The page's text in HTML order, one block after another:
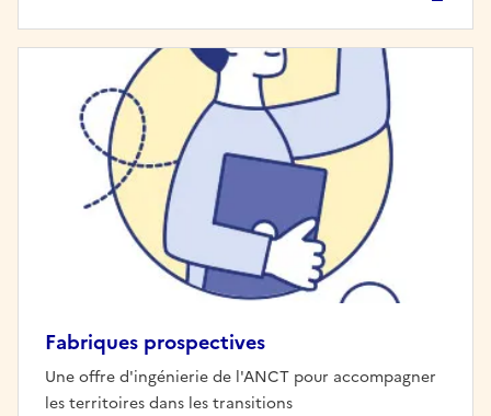
Fabriques prospectives
Une offre d'ingénierie de l'ANCT pour accompagner
les territoires dans les transitions